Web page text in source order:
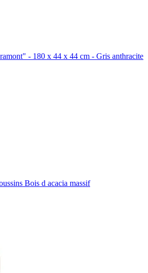
- 180 x 44 x 44 cm - Gris anthracite
Bois d acacia massif